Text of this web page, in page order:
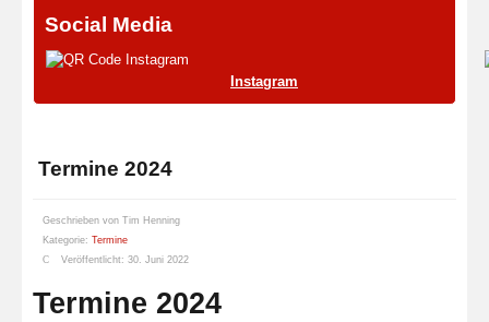
Social Media
Instagram
Termine 2024
Geschrieben von Tim Henning
Kategorie: Termine
Veröffentlicht: 30. Juni 2022
Termine 2024